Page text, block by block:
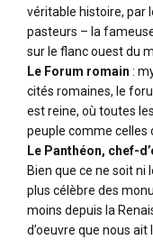
véritable histoire, par
pasteurs – la
sur le flanc ouest du
Le Forum romain :
cités romaines, le
est reine, où toutes
peuple comme celles
Le Panthéon, chef-
Bien que ce ne soit ni
plus célèbre des
moins depuis la
d’oeuvre que nous ait